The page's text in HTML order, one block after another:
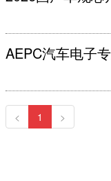
AEPC汽车电子
< 1 >